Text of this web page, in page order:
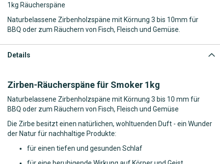
1kg Räucherspäne
Naturbelassene Zirbenholzspäne mit Körnung 3 bis 10mm für
BBQ oder zum Räuchern von Fisch, Fleisch und Gemüse.
Details
Zirben-Räucherspäne für Smoker 1kg
Naturbelassene Zirbenholzspäne mit Körnung 3 bis 10 mm für
BBQ oder zum Räuchern von Fisch, Fleisch und Gemüse
Die Zirbe besitzt einen natürlichen, wohltuenden Duft - ein Wunder
der Natur für nachhaltige Produkte:
für einen tiefen und gesunden Schlaf